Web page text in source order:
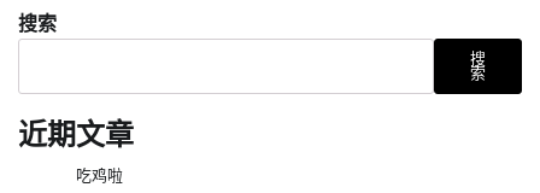
搜索
搜
索
近期文章
吃鸡啦